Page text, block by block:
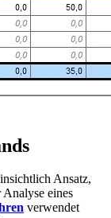
Ansatz,
eines
verwendet